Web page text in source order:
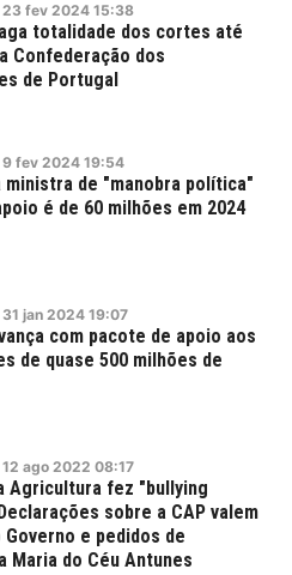
23 fev 2024 15:38
totalidade dos cortes até
Confederação dos
de Portugal
9 fev 2024 19:54
ministra de "manobra política"
é de 60 milhões em 2024
31 jan 2024 19:07
com pacote de apoio aos
de quase 500 milhões de
12 ago 2022 08:17
Agricultura fez "bullying
sobre a CAP valem
e pedidos de
Maria do Céu Antunes